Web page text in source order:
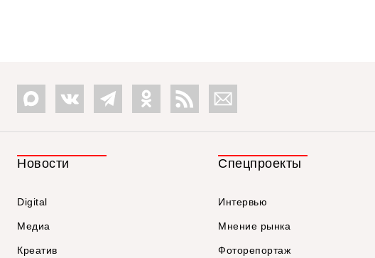
Новости
Digital
Медиа
Креатив
Спецпроекты
Интервью
Мнение рынка
Фоторепортаж